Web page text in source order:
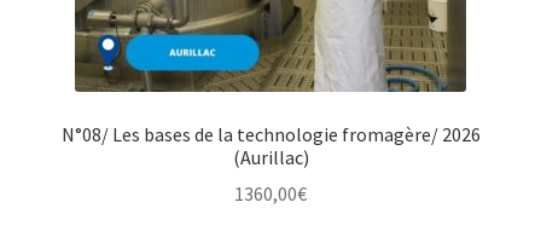
N°08/ Les bases de la technologie fromagère/ 2026
(Aurillac)
1360,00€